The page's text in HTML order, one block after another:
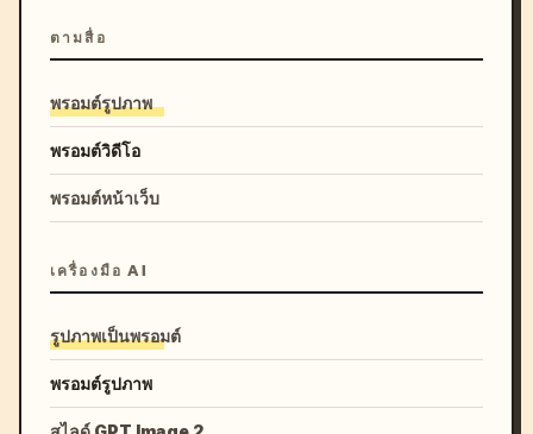
ตามสื่อ
พรอมต์รูปภาพ
พรอมต์วิดีโอ
พรอมต์หน้าเว็บ
เครื่องมือ AI
รูปภาพเป็นพรอมต์
พรอมต์รูปภาพ